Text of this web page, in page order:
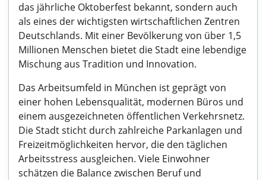
das jährliche Oktoberfest bekannt, sondern auch
als eines der wichtigsten wirtschaftlichen Zentren
Deutschlands. Mit einer Bevölkerung von über 1,5
Millionen Menschen bietet die Stadt eine lebendige
Mischung aus Tradition und Innovation.
Das Arbeitsumfeld in München ist geprägt von
einer hohen Lebensqualität, modernen Büros und
einem ausgezeichneten öffentlichen Verkehrsnetz.
Die Stadt sticht durch zahlreiche Parkanlagen und
Freizeitmöglichkeiten hervor, die den täglichen
Arbeitsstress ausgleichen. Viele Einwohner
schätzen die Balance zwischen Beruf und